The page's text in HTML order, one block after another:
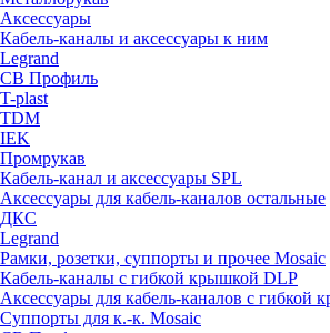
Аксессуары
Кабель-каналы и аксессуары к ним
Legrand
СВ Профиль
T-plast
TDM
IEK
Промрукав
Кабель-канал и аксессуары SPL
Аксессуары для кабель-каналов остальные
ДКС
Legrand
Рамки, розетки, суппорты и прочее Mosaic
Кабель-каналы с гибкой крышкой DLP
Аксессуары для кабель-каналов с гибкой
Суппорты для к.-к. Mosaic